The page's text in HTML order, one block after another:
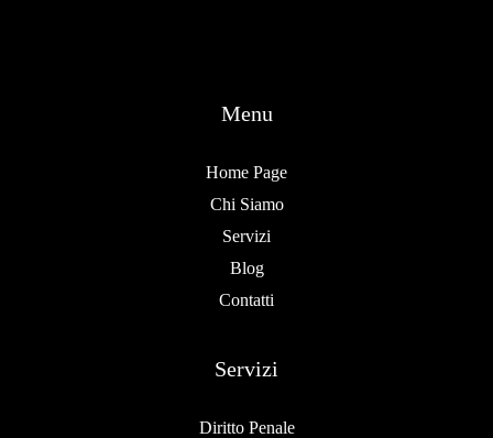
Menu
Home Page
Chi Siamo
Servizi
Blog
Contatti
Servizi
Diritto Penale